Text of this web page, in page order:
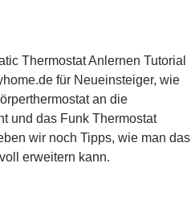
Thermostat Anlernen Tutorial
für Neueinsteiger, wie
an die
und das Funk Thermostat
wir noch Tipps, wie man das
erweitern kann.